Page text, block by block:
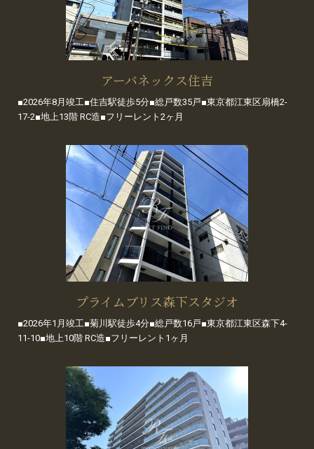
アーバネックス住吉
■2026年8月竣工■住吉駅徒歩5分■総戸数35戸■東京都江東区扇橋2-
17-2■地上13階 RC造■フリーレント2ヶ月
プライムブリス森下スタジオ
■2026年1月竣工■菊川駅徒歩4分■総戸数16戸■東京都江東区森下4-
11-10■地上10階 RC造■フリーレント1ヶ月